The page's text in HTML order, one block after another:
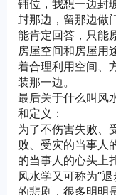
铺位，我想一边封
封那边，留那边
能肯定回答，只能
房屋空间和房屋用
着合理利用空间、
装那一边。
最后关于什么叫风
和定义：
为了不伤害失败、
败、受灾的当事人
的当事人的心头上
风水学又可称为“
的悲剧，很多明明